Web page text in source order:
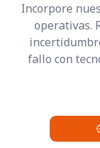
Incorpore
operativas.
fallo con